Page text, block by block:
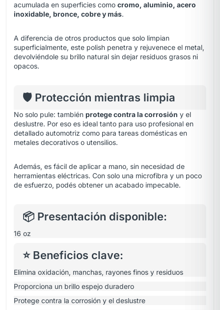
acumulada en superficies como cromo, aluminio, acero
inoxidable, bronce, cobre y más.
A diferencia de otros productos que solo limpian
superficialmente, este polish penetra y rejuvenece el metal,
devolviéndole su brillo natural sin dejar residuos grasos ni
opacos.
🛡️ Protección mientras limpia
No solo pule: también protege contra la corrosión y el
deslustre. Por eso es ideal tanto para uso profesional en
detallado automotriz como para tareas domésticas en
metales decorativos o utensilios.
Además, es fácil de aplicar a mano, sin necesidad de
herramientas eléctricas. Con solo una microfibra y un poco
de esfuerzo, podés obtener un acabado impecable.
📦 Presentación disponible:
16 oz
⭐ Beneficios clave:
Elimina oxidación, manchas, rayones finos y residuos
Proporciona un brillo espejo duradero
Protege contra la corrosión y el deslustre